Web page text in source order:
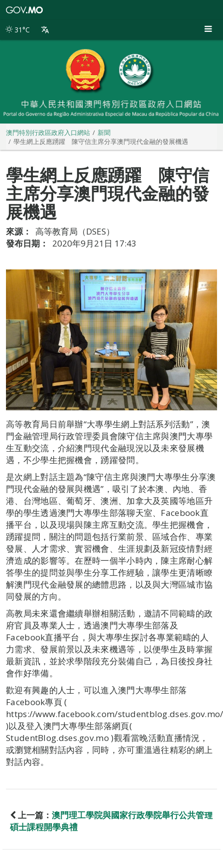
別
31°C
澳門特別行政區政府入口網站
新聞
學生網上反應踴躍 陳守信主席分享澳門現代金融的發展機遇
學生網上反應踴躍 陳守信
主席分享澳門現代金融的發
展機遇
來源：
高等教育局（DSES）
發布日期：
2020年9月21日 17:43
高等教育局日前舉辦“大專學生網上對話系列活動”，澳
門金融管理局行政管理委員會陳守信主席與澳門大專學
生互動交流，介紹澳門現代金融現況以及未來發展機
遇，不少學生把握機會，踴躍發問。
是次網上對話主題為“陳守信主席與澳門大專學生分享澳
門現代金融的發展與機遇”，吸引了於本澳、內地、香
港、台灣地區、葡萄牙、澳洲、加拿大及英國等地區升
學的學生透過澳門大專學生部落聊天室、Facebook直
播平台，以及現場與陳主席互動交流。學生把握機會，
踴躍提問，關注的問題包括行業前景、區域合作、專業
發展、人才需求、實習機會、生涯規劃及新冠疫情對經
濟造成的影響等。在歷時一個半小時內，陳主席耐心解
答學生的提問並與學生分享工作經驗，讓學生更清晰瞭
解澳門現代金融發展的總體思路，以及與大灣區城市協
同發展的方向。
高教局未來還會繼續舉辦相關活動，邀請不同範疇的政
府官員及專業人士，透過澳門大專學生部落及
Facebook直播平台，與大專學生探討各專業範疇的人
力需求、發展前景以及未來機遇等，以便學生及時掌握
最新資訊，並於求學階段充分裝備自己，為日後投身社
會作好準備。
歡迎有興趣的人士，可以進入澳門大專學生部落
Facebook專頁 (
https://www.facebook.com/studentblog.dses.gov.mo/
)以及登入澳門大專學生部落網頁(
StudentBlog.dses.gov.mo )觀看當晚活動直播情況，
或瀏覽相關對話內容，同時，亦可重溫過往精彩的網上
對話內容。
上一篇： 澳門理工學院與國家行政學院舉行公共管理
碩士課程開學典禮